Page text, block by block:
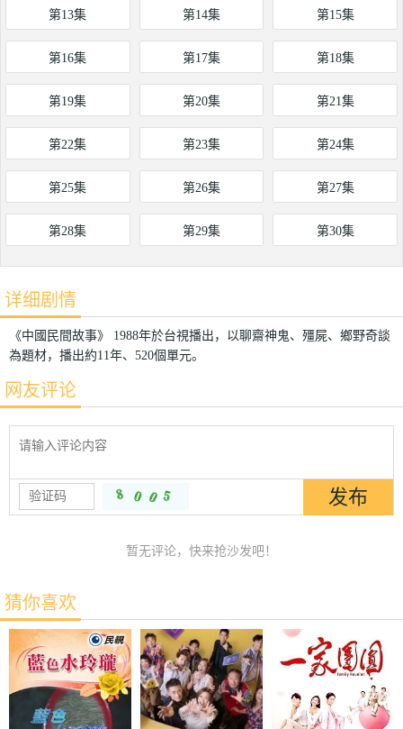
第13集 第14集 第15集
第16集 第17集 第18集
第19集 第20集 第21集
第22集 第23集 第24集
第25集 第26集 第27集
第28集 第29集 第30集
详细剧情
《中國民間故事》 1988年於台視播出，以聊齋神鬼、殭屍、鄉野奇談
為題材，播出約11年、520個單元。
网友评论
暂无评论，快来抢沙发吧！
猜你喜欢